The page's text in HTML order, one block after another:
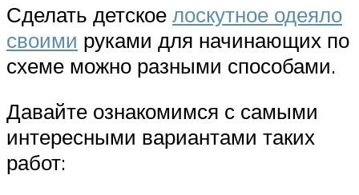
Сделать детское лоскутное одеяло
своими руками для начинающих по
схеме можно разными способами.
Давайте ознакомимся с самыми
интересными вариантами таких
работ: